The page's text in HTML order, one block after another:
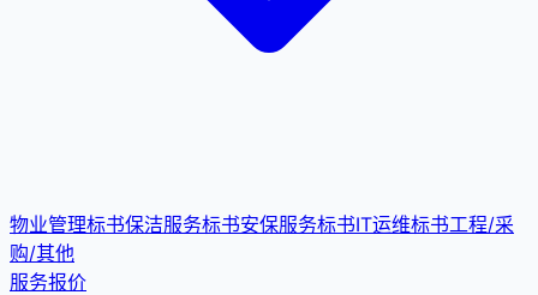
物业管理标书保洁服务标书安保服务标书IT运维标书工程/采
购/其他
服务报价